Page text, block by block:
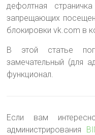
дефолтная
запрещающих
блокировки vk.com в
В этой статье
замечательный (для
функционал.
Если вам
администрирования